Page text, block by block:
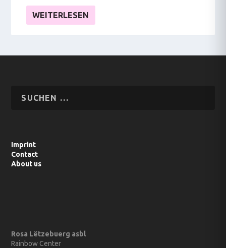
WEITERLESEN
Imprint
Contact
About us
Rosa Lëtzebuerg asbl
Rainbow Center